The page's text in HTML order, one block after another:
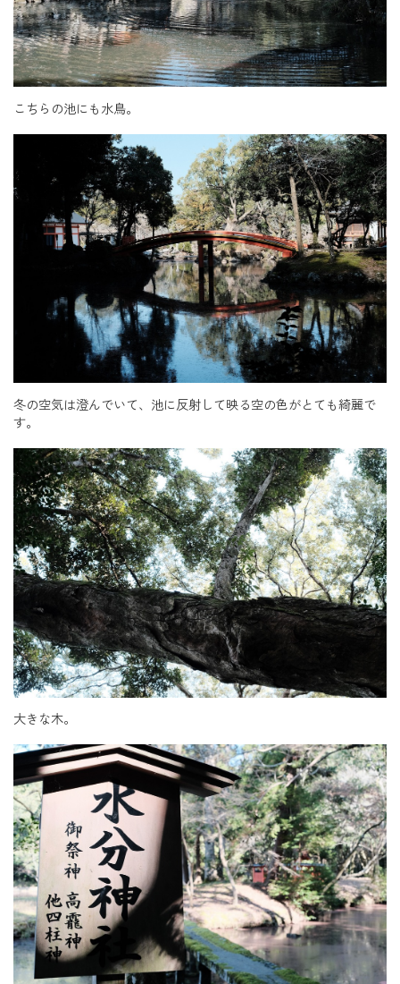
こちらの池にも水鳥。
冬の空気は澄んでいて、池に反射して映る空の色がとても綺麗で
す。
大きな木。